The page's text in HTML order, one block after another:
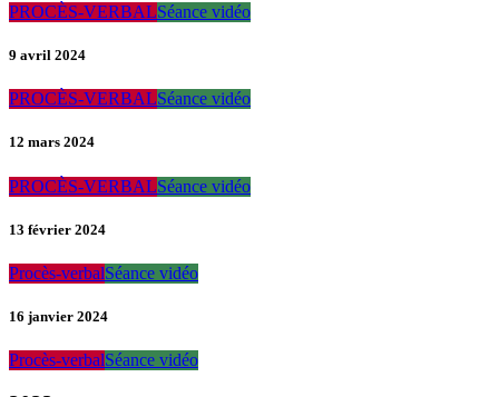
PROCÈS-VERBALSéance vidéo
9 avril 2024
PROCÈS-VERBALSéance vidéo
12 mars 2024
PROCÈS-VERBALSéance vidéo
13 février 2024
Procès-verbalSéance vidéo
16 janvier 2024
Procès-verbalSéance vidéo